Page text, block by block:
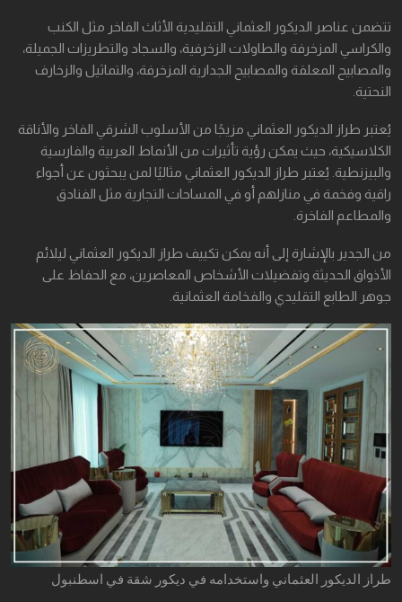
تتضمن عناصر الديكور العثماني التقليدية الأثاث الفاخر مثل الكنب
والكراسي المزخرفة والطاولات الزخرفية، والسجاد والتطريزات الجميلة،
والمصابيح المعلقة والمصابيح الجدارية المزخرفة، والتماثيل والزخارف
النحتية.
يُعتبر طراز الديكور العثماني مزيجًا من الأسلوب الشرقي الفاخر والأناقة
الكلاسيكية، حيث يمكن رؤية تأثيرات من الأنماط العربية والفارسية
والبيزنطية. يُعتبر طراز الديكور العثماني مثاليًا لمن يبحثون عن أجواء
راقية وفخمة في منازلهم أو في المساحات التجارية مثل الفنادق
والمطاعم الفاخرة.
من الجدير بالإشارة إلى أنه يمكن تكييف طراز الديكور العثماني ليلائم
الأذواق الحديثة وتفضيلات الأشخاص المعاصرين، مع الحفاظ على
جوهر الطابع التقليدي والفخامة العثمانية.
طراز الديكور العثماني واستخدامه في ديكور شقة في اسطنبول